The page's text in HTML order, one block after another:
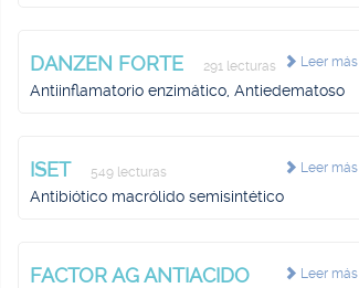
Leer más
DANZEN FORTE 291 lecturas
Antiinflamatorio enzimático, Antiedematoso
Leer más
ISET 549 lecturas
Antibiótico macrólido semisintético
Leer más
FACTOR AG ANTIACIDO